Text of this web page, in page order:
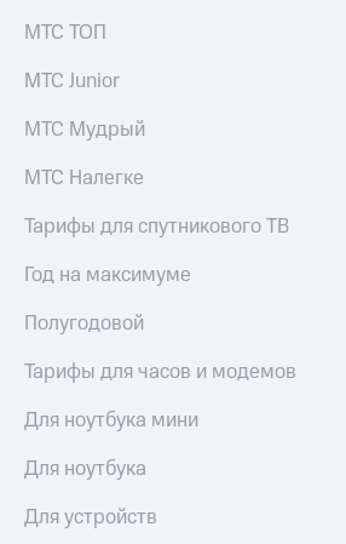
МТС ТОП
МТС Junior
МТС Мудрый
МТС Налегке
Тарифы для спутникового ТВ
Год на максимуме
Полугодовой
Тарифы для часов и модемов
Для ноутбука мини
Для ноутбука
Для устройств